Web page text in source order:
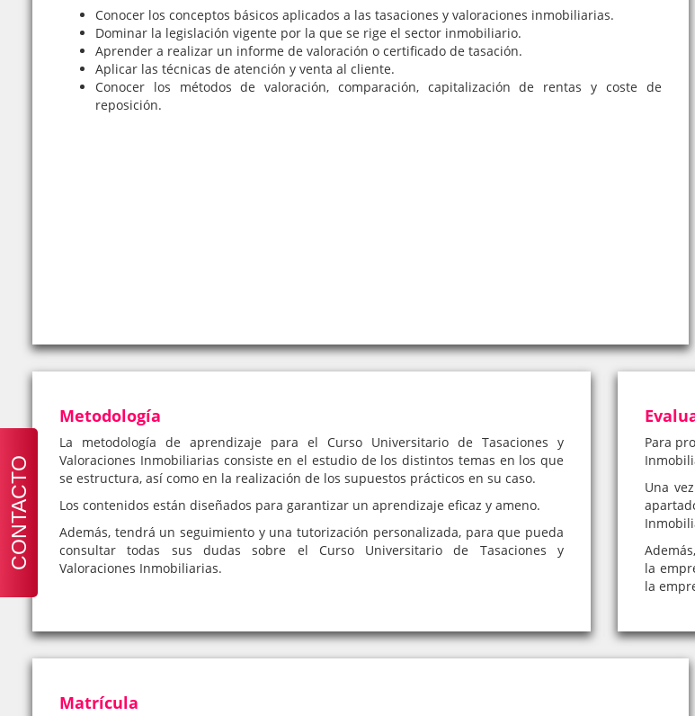
Conocer los conceptos básicos aplicados a las tasaciones y valoraciones inmobiliarias.
Dominar la legislación vigente por la que se rige el sector inmobiliario.
Aprender a realizar un informe de valoración o certificado de tasación.
Aplicar las técnicas de atención y venta al cliente.
Conocer los métodos de valoración, comparación, capitalización de rentas y coste de
reposición.
Metodología
La metodología de aprendizaje para el Curso Universitario de Tasaciones y
Valoraciones Inmobiliarias consiste en el estudio de los distintos temas en los que
se estructura, así como en la realización de los supuestos prácticos en su caso.
Los contenidos están diseñados para garantizar un aprendizaje eficaz y ameno.
Además, tendrá un seguimiento y una tutorización personalizada, para que pueda
consultar todas sus dudas sobre el Curso Universitario de Tasaciones y
Valoraciones Inmobiliarias.
Para
Una
la
la
Matrícula
CONTACTO